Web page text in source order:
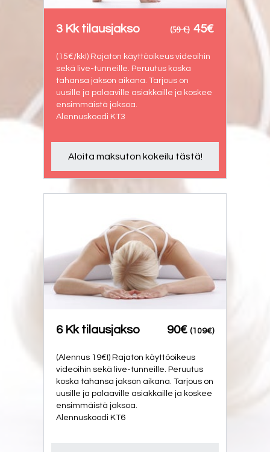
3 Kk tilausjakso (5̶9̶ ̶€̶) 45€
(15€/kk!) Rajaton käyttöoikeus videoihin
sekä live-tunneille. Peruutus koska
tahansa jakson aikana. Tarjous on
uusille ja palaaville asiakkaille ja koskee
ensimmäistä jaksoa.
Alennuskoodi KT3
Aloita maksuton kokeilu tästä!
6 Kk tilausjakso 90€ (109€)
(Alennus 19€!) Rajaton käyttöoikeus
videoihin sekä live-tunneille. Peruutus
koska tahansa jakson aikana. Tarjous on
uusille ja palaaville asiakkaille ja koskee
ensimmäistä jaksoa.
Alennuskoodi KT6